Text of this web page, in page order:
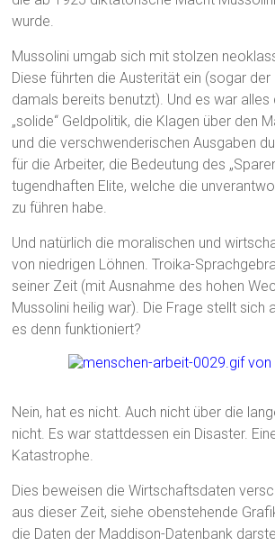
wurde.
Mussolini umgab sich mit stolzen
Diese führten die Austerität ein (sogar
damals bereits benutzt). Und es war alles
„solide“ Geldpolitik, die Klagen über den
und die verschwenderischen Ausgaben
für die Arbeiter, die Bedeutung des
tugendhaften Elite, welche die
zu führen habe.
Und natürlich die moralischen und
von niedrigen Löhnen. Troika-
seiner Zeit (mit Ausnahme des hohen
Mussolini heilig war). Die Frage stellt sich
es denn funktioniert?
Nein, hat es nicht. Auch nicht über die
nicht. Es war stattdessen ein Disaster.
Katastrophe.
Dies beweisen die Wirtschaftsdaten
aus dieser Zeit, siehe obenstehende
die Daten der Maddison-Datenbank